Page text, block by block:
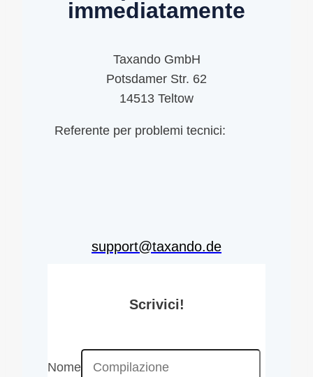
immediatamente
Taxando GmbH
Potsdamer Str. 62
14513 Teltow
Referente per problemi tecnici:
support@taxando.de
Scrivici!
Nome